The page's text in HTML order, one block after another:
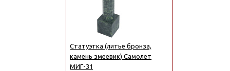
Статуэтка (литье бронза,
камень змеевик) Самолет
МИГ-31